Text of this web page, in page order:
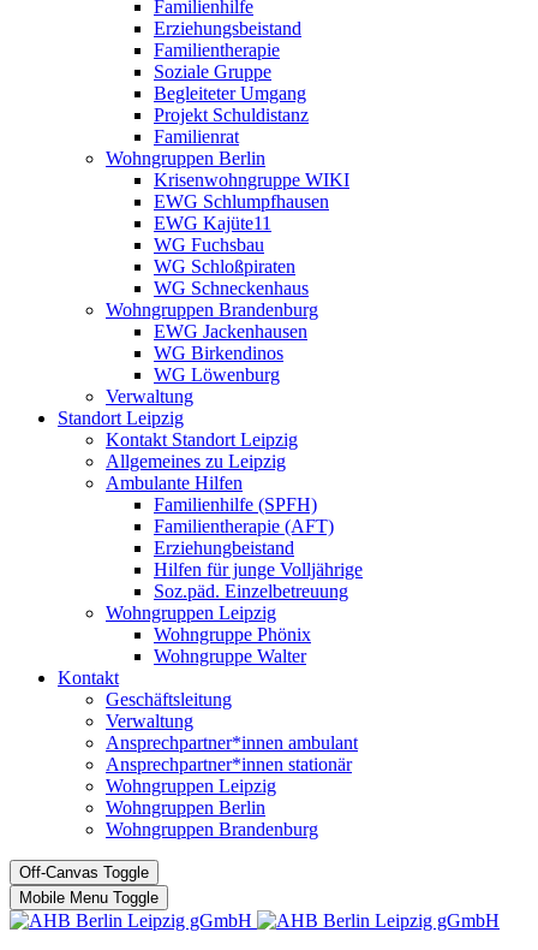
Familienhilfe
Erziehungsbeistand
Familientherapie
Soziale Gruppe
Begleiteter Umgang
Projekt Schuldistanz
Familienrat
Wohngruppen Berlin
Krisenwohngruppe WIKI
EWG Schlumpfhausen
EWG Kajüte11
WG Fuchsbau
WG Schloßpiraten
WG Schneckenhaus
Wohngruppen Brandenburg
EWG Jackenhausen
WG Birkendinos
WG Löwenburg
Verwaltung
Standort Leipzig
Kontakt Standort Leipzig
Allgemeines zu Leipzig
Ambulante Hilfen
Familienhilfe (SPFH)
Familientherapie (AFT)
Erziehungbeistand
Hilfen für junge Volljährige
Soz.päd. Einzelbetreuung
Wohngruppen Leipzig
Wohngruppe Phönix
Wohngruppe Walter
Kontakt
Geschäftsleitung
Verwaltung
Ansprechpartner*innen ambulant
Ansprechpartner*innen stationär
Wohngruppen Leipzig
Wohngruppen Berlin
Wohngruppen Brandenburg
Off-Canvas Toggle
Mobile Menu Toggle